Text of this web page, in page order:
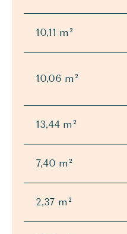
10,11 m²
10,06 m²
13,44 m²
7,40 m²
2,37 m²